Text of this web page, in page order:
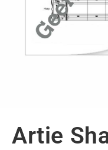
Artie